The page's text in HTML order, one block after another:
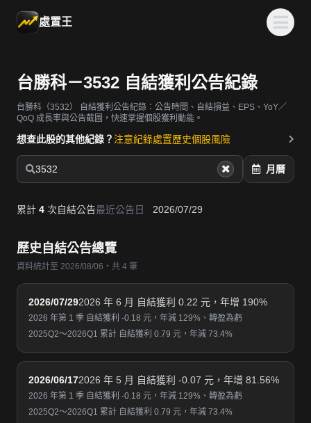
處置王
台勝科－3532 自結獲利公告紀錄
台勝科（3532）
自結獲利公告紀錄：公告時間、自結損益、EPS、YoY／
QoQ 成長率與公告截圖，快速掌握個股獲利動能。
想查此股的其他紀錄？ 注意紀錄處置歷史個股風險
3532 月曆
累計 4 次自結公告最近公告日 2026/07/29
歷史自結公告總覽
資料統計至 2026/08/06・共 4 筆
2026/07/292026 年 6 月 自結獲利 0.22 元，年增 190%
2026 年第 1 季 自結獲利 -0.18 元，年減 129%、轉盈為虧
2025Q2～2026Q1 累計 自結獲利 0.79 元，年減 73.4%
2026/06/172026 年 5 月 自結獲利 -0.07 元，年增 81.56%
2026 年第 1 季 自結獲利 -0.18 元，年減 129%、轉盈為虧
2025Q2～2026Q1 累計 自結獲利 0.79 元，年減 73.4%